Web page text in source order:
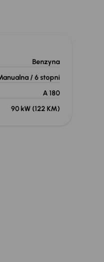
Benzyna
/ 6 stopni
A 180
90 kW (122 KM)